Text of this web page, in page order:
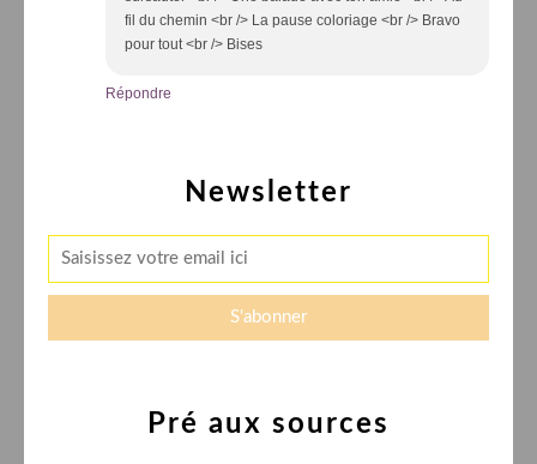
fil du chemin <br /> La pause coloriage <br /> Bravo
pour tout <br /> Bises
Répondre
Newsletter
Pré aux sources